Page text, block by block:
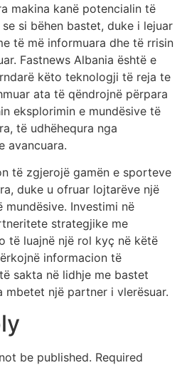
makina kanë potencialin të
si bëhen bastet, duke i lejuar
të më informuara dhe të rrisin
Fastnews Albania është e
këto teknologji të reja te
ata të qëndrojnë përpara
eksplorimin e mundësive të
të udhëhequra nga
avancuara.
të zgjerojë gamën e sporteve
duke u ofruar lojtarëve një
Investimi në
strategjike me
të luajnë një rol kyç në këtë
informacion të
sakta në lidhje me bastet
mbetet një partner i vlerësuar.
be published. Required